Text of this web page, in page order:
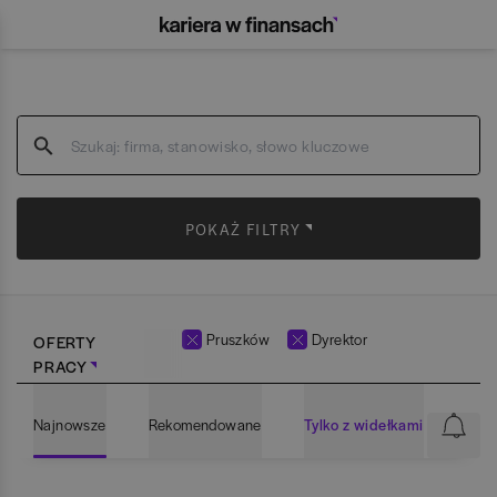
POKAŻ FILTRY
OFERTY
PRACY
Pruszków Dyrektor
Najnowsze Rekomendowane Tylko z widełkami